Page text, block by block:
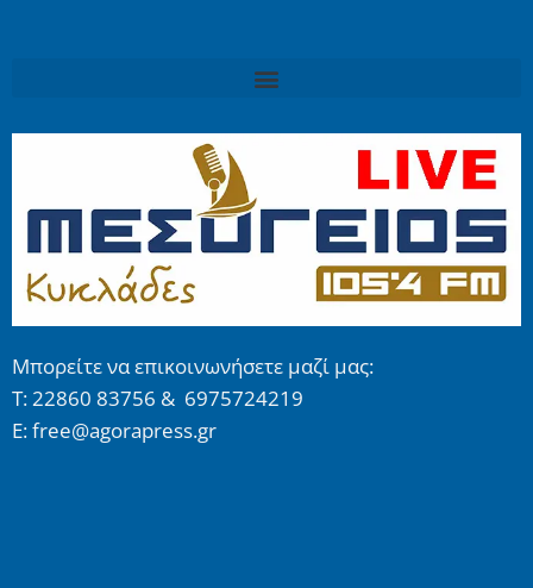
Μπορείτε να επικοινωνήσετε μαζί μας:
Τ: 22860 83756 & 6975724219
E: free@agorapress.gr